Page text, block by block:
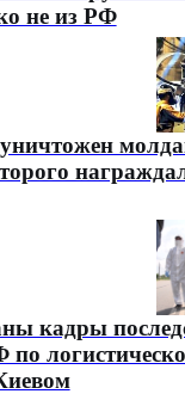
не из РФ
кадры